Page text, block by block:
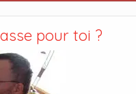
pour toi ?